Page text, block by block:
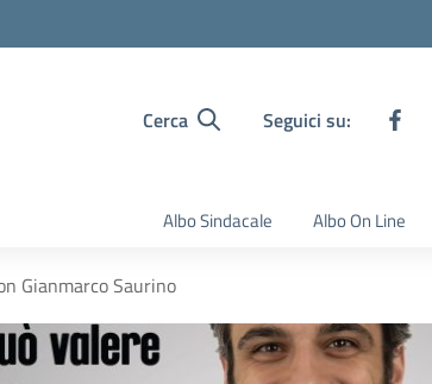
Cerca Seguici su:
Albo Sindacale Albo On Line
Gianmarco Saurino